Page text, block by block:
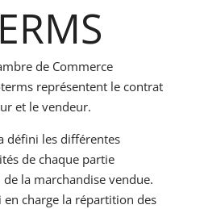
de Commerce
représentent le contrat
et le vendeur.
défini les différentes
de chaque partie
la marchandise vendue.
en charge la répartition des